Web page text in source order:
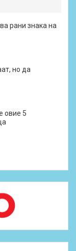
рани знака на
но да
овие 5